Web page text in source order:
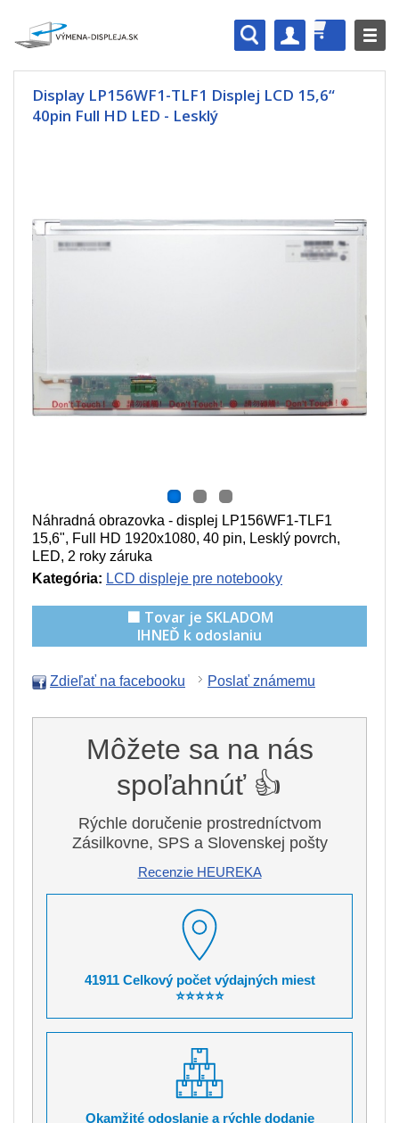
Display LP156WF1-TLF1 Displej LCD 15,6“
40pin Full HD LED - Lesklý
Náhradná obrazovka - displej LP156WF1-TLF1
15,6", Full HD 1920x1080, 40 pin, Lesklý povrch,
LED, 2 roky záruka
Kategória: LCD displeje pre notebooky
🟩 Tovar je SKLADOM
IHNEĎ k odoslaniu
Zdieľať na facebooku Poslať známemu
Môžete sa na nás
spoľahnúť 👍
Rýchle doručenie prostredníctvom
Zásilkovne, SPS a Slovenskej pošty
Recenzie HEUREKA
41911 Celkový počet výdajných miest
⭐⭐⭐⭐⭐
Okamžité odoslanie a rýchle dodanie